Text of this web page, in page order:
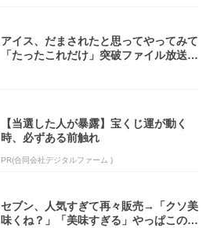
アイス、だまされたと思ってやってみて
「たったこれだけ」突破ファイル放送で
【当選した人が暴露】宝くじ運が動く
時、必ずある前触れ
PR(合同会社デジタルファーム )
セブン、人気すぎて再々販売→「クソ美
味くね？」「美味すぎる」やっぱこのク